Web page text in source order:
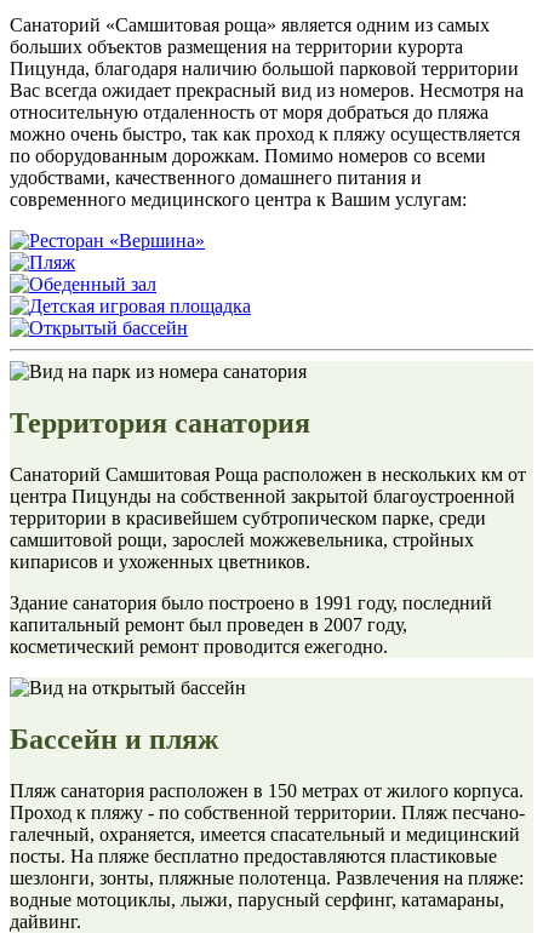
Санаторий «Самшитовая роща» является одним из самых
больших объектов размещения на территории курорта
Пицунда, благодаря наличию большой парковой территории
Вас всегда ожидает прекрасный вид из номеров. Несмотря на
относительную отдаленность от моря добраться до пляжа
можно очень быстро, так как проход к пляжу осуществляется
по оборудованным дорожкам. Помимо номеров со всеми
удобствами, качественного домашнего питания и
современного медицинского центра к Вашим услугам:
Территория санатория
Санаторий Самшитовая Роща расположен в нескольких км от
центра Пицунды на собственной закрытой благоустроенной
территории в красивейшем субтропическом парке, среди
самшитовой рощи, зарослей можжевельника, стройных
кипарисов и ухоженных цветников.
Здание санатория было построено в 1991 году, последний
капитальный ремонт был проведен в 2007 году,
косметический ремонт проводится ежегодно.
Бассейн и пляж
Пляж санатория расположен в 150 метрах от жилого корпуса.
Проход к пляжу - по собственной территории. Пляж песчано-
галечный, охраняется, имеется спасательный и медицинский
посты. На пляже бесплатно предоставляются пластиковые
шезлонги, зонты, пляжные полотенца. Развлечения на пляже:
водные мотоциклы, лыжи, парусный серфинг, катамараны,
дайвинг.